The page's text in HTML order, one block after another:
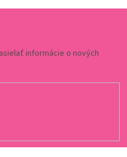
informácie o nových